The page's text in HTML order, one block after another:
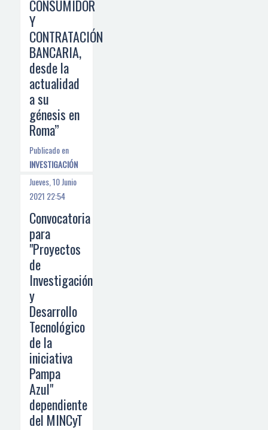
CONSUMIDOR
Y
CONTRATACIÓN
BANCARIA,
desde la
actualidad
a su
génesis en
Roma”
Publicado en
INVESTIGACIÓN
Jueves, 10 Junio
2021 22:54
Convocatoria
para
"Proyectos
de
Investigación
y
Desarrollo
Tecnológico
de la
iniciativa
Pampa
Azul"
dependiente
del MINCyT